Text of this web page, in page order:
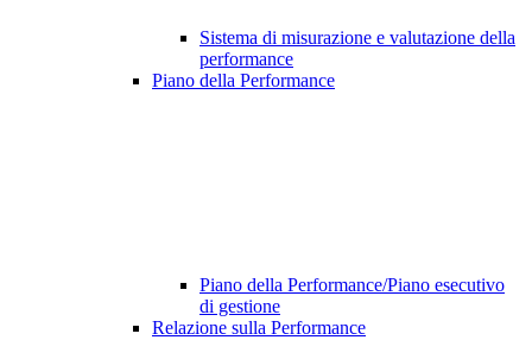
Sistema di misurazione e valutazione della
performance
Piano della Performance
Piano della Performance/Piano esecutivo
di gestione
Relazione sulla Performance